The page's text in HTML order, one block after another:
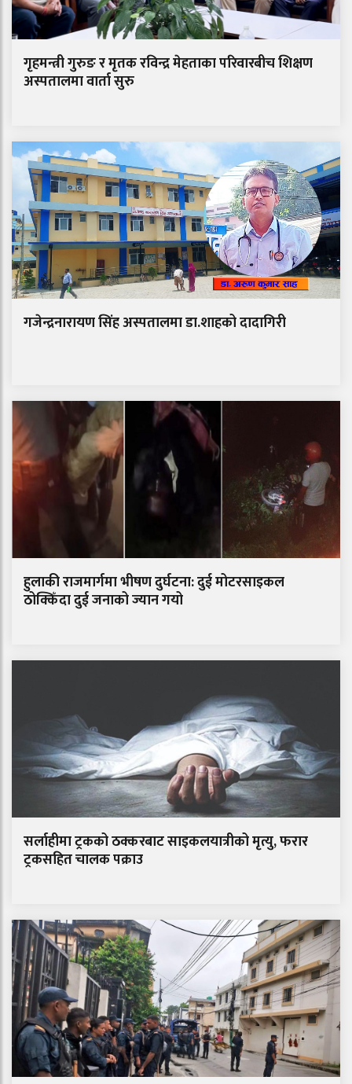
गृहमन्त्री गुरुङ र मृतक रविन्द्र मेहताका परिवारबीच शिक्षण
अस्पतालमा वार्ता सुरु
गजेन्द्रनारायण सिंह अस्पतालमा डा.शाहको दादागिरी
हुलाकी राजमार्गमा भीषण दुर्घटना: दुई मोटरसाइकल
ठोक्किँदा दुई जनाको ज्यान गयो
सर्लाहीमा ट्रकको ठक्करबाट साइकलयात्रीको मृत्यु, फरार
ट्रकसहित चालक पक्राउ